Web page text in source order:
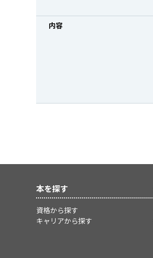
内容
本を探す
資格から探す
キャリアから探す